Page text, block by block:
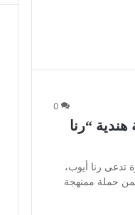
0
“رنا
رنا أيوب،
ضمن حملة ممنهجة